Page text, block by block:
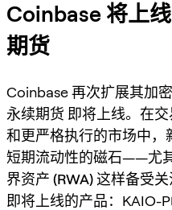
Coinbase 将上
期货
Coinbase 再次扩展其加密
永续期货 即将上线。在
和更严格执行的市场中，
短期流动性的磁石——尤
界资产 (RWA)这样备受关
即将上线的产品：KAIO-